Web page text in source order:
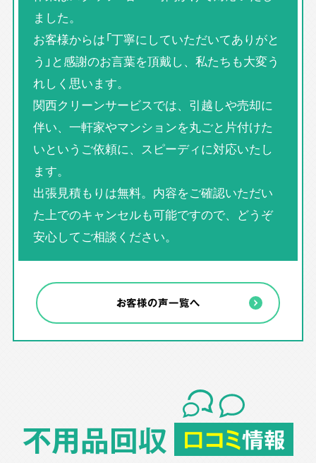
ました。
お客様からは「丁寧にしていただいてありがと
う」と感謝のお言葉を頂戴し、私たちも大変う
れしく思います。
関西クリーンサービスでは、引越しや売却に
伴い、一軒家やマンションを丸ごと片付けた
いというご依頼に、スピーディに対応いたし
ます。
出張見積もりは無料。内容をご確認いただい
た上でのキャンセルも可能ですので、どうぞ
安心してご相談ください。
お客様の声一覧へ
不用品回収 口コミ情報